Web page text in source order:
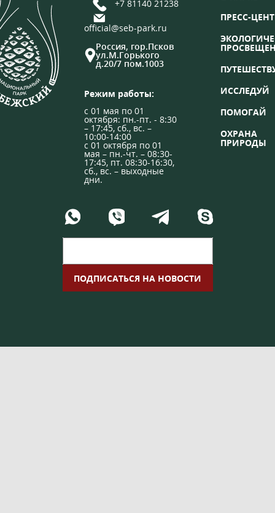
+7 81140 21238
official@seb-park.ru
Россия, гор.Псков
ул.М.Горького
д.20/7 пом.1003
Режим работы:
с 01 мая по 01
октября: пн.-пт. - 8:30
– 17:45, сб., вс. –
10:00-14:00
с 01 октября по 01
мая – пн.-чт. – 08:30-
17:45, пт. 08:30-16:30,
сб., вс. – выходные
дни.
ПРЕСС-
ИССЛЕДУЙ
ПОМОГАЙ
ОХРАНА
ПРИРОДЫ